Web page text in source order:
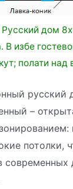
дом
В избе
полати над
русский
–
потолки,